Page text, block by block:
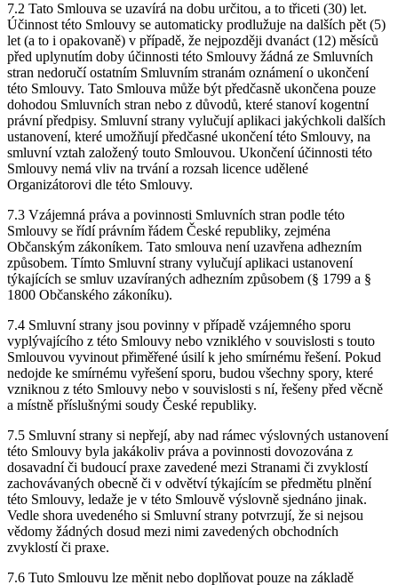
7.2 Tato Smlouva se uzavírá na dobu určitou, a to třiceti (30) let.
Účinnost této Smlouvy se automaticky prodlužuje na dalších pět (5)
let (a to i opakovaně) v případě, že nejpozději dvanáct (12) měsíců
před uplynutím doby účinnosti této Smlouvy žádná ze Smluvních
stran nedoručí ostatním Smluvním stranám oznámení o ukončení
této Smlouvy. Tato Smlouva může být předčasně ukončena pouze
dohodou Smluvních stran nebo z důvodů, které stanoví kogentní
právní předpisy. Smluvní strany vylučují aplikaci jakýchkoli dalších
ustanovení, které umožňují předčasné ukončení této Smlouvy, na
smluvní vztah založený touto Smlouvou. Ukončení účinnosti této
Smlouvy nemá vliv na trvání a rozsah licence udělené
Organizátorovi dle této Smlouvy.
7.3 Vzájemná práva a povinnosti Smluvních stran podle této
Smlouvy se řídí právním řádem České republiky, zejména
Občanským zákoníkem. Tato smlouva není uzavřena adhezním
způsobem. Tímto Smluvní strany vylučují aplikaci ustanovení
týkajících se smluv uzavíraných adhezním způsobem (§ 1799 a §
1800 Občanského zákoníku).
7.4 Smluvní strany jsou povinny v případě vzájemného sporu
vyplývajícího z této Smlouvy nebo vzniklého v souvislosti s touto
Smlouvou vyvinout přiměřené úsilí k jeho smírnému řešení. Pokud
nedojde ke smírnému vyřešení sporu, budou všechny spory, které
vzniknou z této Smlouvy nebo v souvislosti s ní, řešeny před věcně
a místně příslušnými soudy České republiky.
7.5 Smluvní strany si nepřejí, aby nad rámec výslovných ustanovení
této Smlouvy byla jakákoliv práva a povinnosti dovozována z
dosavadní či budoucí praxe zavedené mezi Stranami či zvyklostí
zachovávaných obecně či v odvětví týkajícím se předmětu plnění
této Smlouvy, ledaže je v této Smlouvě výslovně sjednáno jinak.
Vedle shora uvedeného si Smluvní strany potvrzují, že si nejsou
vědomy žádných dosud mezi nimi zavedených obchodních
zvyklostí či praxe.
7.6 Tuto Smlouvu lze měnit nebo doplňovat pouze na základě